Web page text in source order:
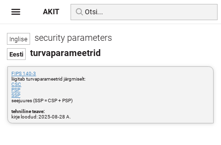
security parameters
turvaparameetrid
FIPS 140-3
liigitab turvaparameetrid järgmiselt:
CSC
PSP
SSP
seejuures (SSP = CSP + PSP)
tehniline teave:
kirje loodud: 2025-08-28 A.
AKIT